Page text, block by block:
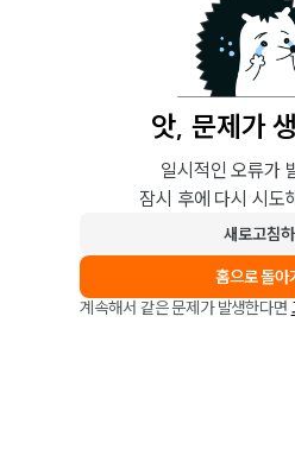
앗, 문제가
일시적인 오류가
잠시 후에 다시 시도
새로고침
홈으로 돌아
계속해서 같은 문제가 발생한다면